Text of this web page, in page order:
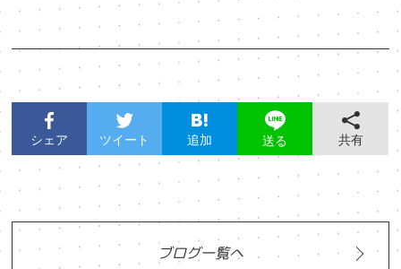
シェア ツイート 追加 送る 共有
ブログ一覧へ